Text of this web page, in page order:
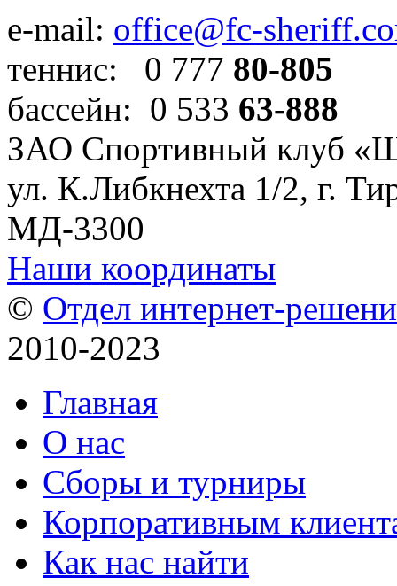
e-mail: office@fc-
теннис: 0 777 80-805
бассейн: 0 533 63-888
ЗАО Спортивный клуб
ул. К.Либкнехта 1/2, г.
МД-3300
Наши координаты
© Отдел интернет-
2010-2023
Главная
О нас
Сборы и турниры
Корпоративным
Как нас найти